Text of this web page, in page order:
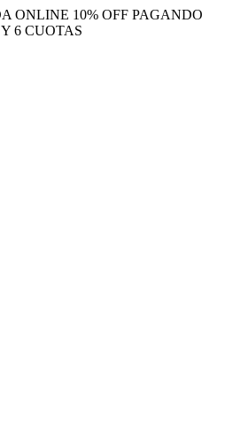
ONLINE 10% OFF PAGANDO
6 CUOTAS